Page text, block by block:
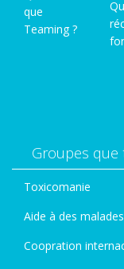
que
Teaming ?
Groupes que
Toxicomanie
Aide à des malades
Coopration